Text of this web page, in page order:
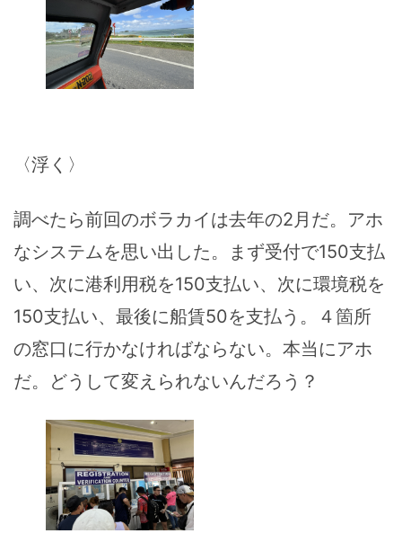
〈浮く〉
調べたら前回のボラカイは去年の2月だ。アホ
なシステムを思い出した。まず受付で150支払
い、次に港利用税を150支払い、次に環境税を
150支払い、最後に船賃50を支払う。４箇所
の窓口に行かなければならない。本当にアホ
だ。どうして変えられないんだろう？